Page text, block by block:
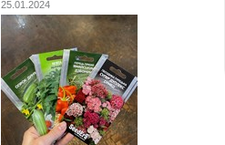
25.01.2024